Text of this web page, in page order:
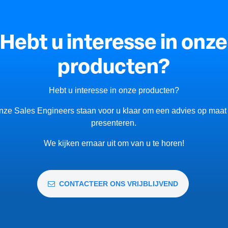
Hebt u interesse in onze
producten?
Hebt u interesse in onze producten?
Sales Engineers staan voor u klaar om een advies op maat
presenteren.
We kijken ernaar uit om van u te horen!
CONTACTEER ONS VRIJBLIJVEND